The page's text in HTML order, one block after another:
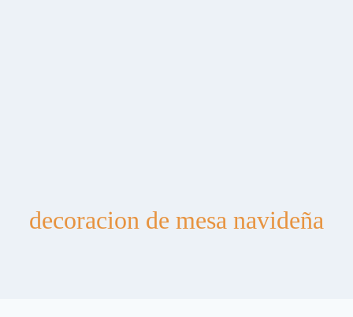
decoracion de mesa navideña